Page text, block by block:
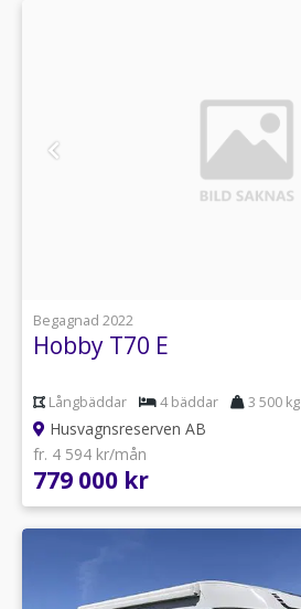
Begagnad 2022
Hobby T70 E
Långbäddar 4 bäddar 3 500 kg
Husvagnsreserven AB
fr. 4 594 kr/mån
779 000 kr